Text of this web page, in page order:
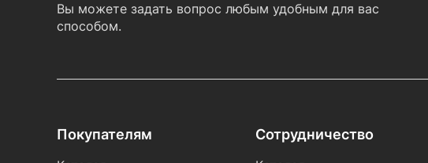
Вы можете задать вопрос любым удобным для вас
способом.
Покупателям Сотрудничество